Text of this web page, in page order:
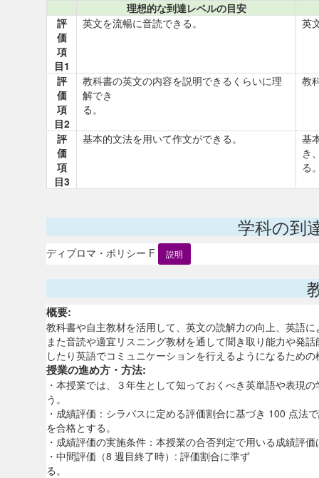
理想的な到達レベルの目安
評
価
項
目1
英文を流暢に音読できる。 英
評
価
項
目2
教科書の英文の内容を説明できるくらいに理
解でき
る。
教
評
価
項
目3
基本的文法を用いて作文ができる。
基
き
る
学科の到
ディプロマ・ポリシー F 説明
概要:
教科書や自主教材を活用して、英文の読解力の向上、英語
また音読や適宜リスニング教材を通して聞き取り能力や発
したり英語でコミュニケーションを行えるようになるため
授業の進め方・方法:
・本授業では、３年生として知っておくべき英単語や表現
う。
・成績評価：シラバスに定める評価割合に基づき 100 点
を合格とする。
・成績評価の実施条件：本授業の合否判定で用いる成績評
・中間評価（8 週目終了時）: 評価割合に準ず